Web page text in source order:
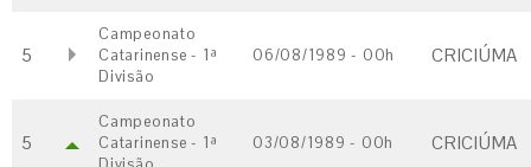
5
Campeonato
Catarinense - 1ª
Divisão
06/08/1989 - 00h CRICIÚMA
5
Campeonato
Catarinense - 1ª
03/08/1989 - 00h CRICIÚMA